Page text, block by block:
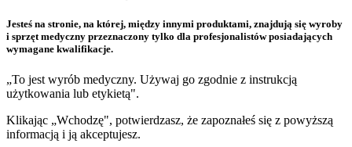
Jesteś na stronie, na której, między innymi produktami, znajdują się wyroby
i sprzęt medyczny przeznaczony tylko dla profesjonalistów posiadających
wymagane kwalifikacje.
„To jest wyrób medyczny. Używaj go zgodnie z instrukcją
użytkowania lub etykietą".
Klikając „Wchodzę", potwierdzasz, że zapoznałeś się z powyższą
informacją i ją akceptujesz.